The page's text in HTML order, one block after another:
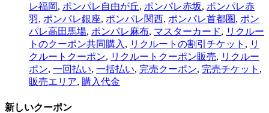
レ福岡, ポンパレ自由が丘, ポンパレ赤坂, ポンパレ赤
羽 , ポンパレ銀座, ポンパレ関西, ポンパレ首都圏 , ポン
パレ高田馬場, ポンパレ麻布, マスターカード, リクルー
トのクーポン共同購入 , リクルートの割引チケット , リ
クルートクーポン, リクルートクーポン販売, リクルー
ポン, 一回払い, 一括払い, 完売クーポン, 完売チケット ,
販売エリア, 購入代金
新しいクーポン